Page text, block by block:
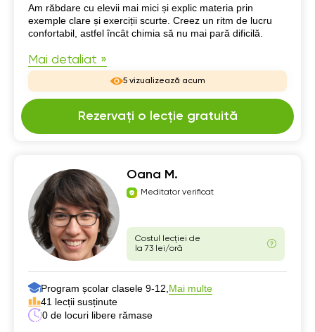
Despre mine
Am răbdare cu elevii mai mici și explic materia prin
exemple clare și exerciții scurte. Creez un ritm de lucru
confortabil, astfel încât chimia să nu mai pară dificilă.
Mai detaliat »
5 vizualizează acum
Rezervați o lecție gratuită
Oana M.
Meditator verificat
Costul lecției de
la 73 lei/oră
Program școlar clasele 9-12, Mai multe
41 lecții susținute
0 de locuri libere rămase